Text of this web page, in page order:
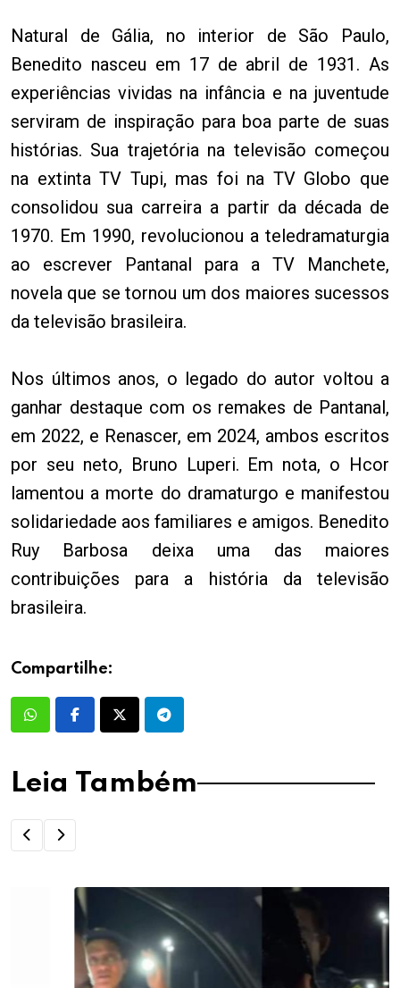
Natural de Gália, no interior de São Paulo,
Benedito nasceu em 17 de abril de 1931. As
experiências vividas na infância e na juventude
serviram de inspiração para boa parte de suas
histórias. Sua trajetória na televisão começou
na extinta TV Tupi, mas foi na TV Globo que
consolidou sua carreira a partir da década de
1970. Em 1990, revolucionou a teledramaturgia
ao escrever Pantanal para a TV Manchete,
novela que se tornou um dos maiores sucessos
da televisão brasileira.
Nos últimos anos, o legado do autor voltou a
ganhar destaque com os remakes de Pantanal,
em 2022, e Renascer, em 2024, ambos escritos
por seu neto, Bruno Luperi. Em nota, o Hcor
lamentou a morte do dramaturgo e manifestou
solidariedade aos familiares e amigos. Benedito
Ruy Barbosa deixa uma das maiores
contribuições para a história da televisão
brasileira.
Compartilhe:
Leia Também